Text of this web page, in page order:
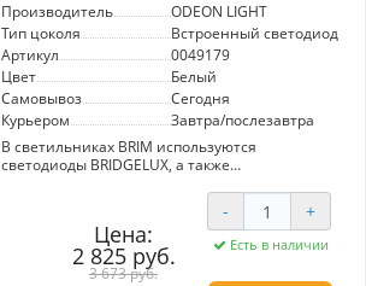
Производитель
ODEON LIGHT
Тип цоколя
Встроенный светодиод
Артикул
0049179
Цвет
Белый
Самовывоз
Сегодня
Курьером
Завтра/послезавтра
В светильниках BRIM используются
светодиоды BRIDGELUX, а также
3000/4000/6000, установленный внутри
корпуса. Линия доступна в 3 цветах корпуса -
брашированный бронзовый, черный и белый.
Цена:
2 825 руб.
3 673 руб.
- +
Есть в наличии